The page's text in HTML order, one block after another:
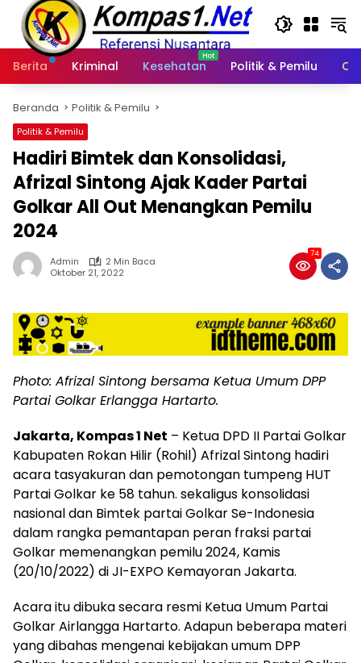
Langsung
konten
Berita
Kriminal Kesehatan Politik & Pemilu
Beranda Politik & Pemilu
Politik & Pemilu
Hadiri Bimtek dan Konsolidasi,
Afrizal Sintong Ajak Kader Partai
Golkar All Out Menangkan Pemilu
2024
Admin
2 Min Baca
Oktober 21, 2022
74
Photo: Afrizal Sintong bersama Ketua Umum DPP
Partai Golkar Erlangga Hartarto.
Jakarta, Kompas 1 Net – Ketua DPD II Partai Golkar
Kabupaten Rokan Hilir (Rohil) Afrizal Sintong hadiri
acara tasyakuran dan pemotongan tumpeng HUT
Partai Golkar ke 58 tahun. sekaligus konsolidasi
nasional dan Bimtek partai Golkar Se-Indonesia
dalam rangka pemantapan peran fraksi partai
Golkar memenangkan pemilu 2024, Kamis
(20/10/2022) di JI-EXPO Kemayoran Jakarta.
Acara itu dibuka secara resmi Ketua Umum Partai
Golkar Airlangga Hartarto. Adapun beberapa materi
yang dibahas mengenai kebijakan umum DPP